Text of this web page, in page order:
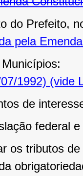
do Prefeito,
pela
1992) (vide
de
federal
os tributos